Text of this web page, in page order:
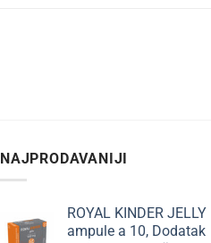
NAJPRODAVANIJI
ROYAL KINDER JELLY
ampule a 10, Dodatak